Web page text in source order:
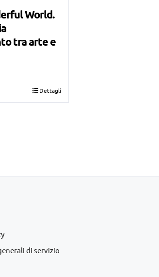
World.
tra arte e
Dettagli
di servizio